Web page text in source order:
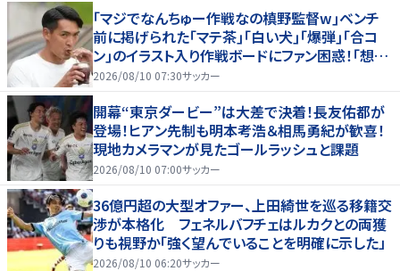
｢マジでなんちゅー作戦なの槙野監督w｣ベンチ
前に掲げられた｢マテ茶｣｢白い犬｣｢爆弾｣｢合コ
ン｣のイラスト入り作戦ボードにファン困惑！｢想像
よりデカくて吹いた｣
2026/08/10 07:30サッカー
開幕“東京ダービー”は大差で決着！長友佑都が
登場！ヒアン先制も明本考浩＆相馬勇紀が歓喜！
現地カメラマンが見たゴールラッシュと課題
2026/08/10 07:00サッカー
36億円超の大型オファー、上田綺世を巡る移籍交
渉が本格化 フェネルバフチェはルカクとの両獲
りも視野か「強く望んでいることを明確に示した」
2026/08/10 06:20サッカー